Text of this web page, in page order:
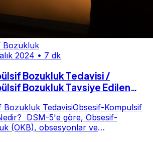
Bozukluk
2024 • 7 dk
Bozukluk Tedavisi /
Bozukluk Tavsiye Edilen
Bozukluk TedavisiObsesif-Kompulsif
DSM-5'e göre, Obsesif-
(OKB), obsesyonlar ve